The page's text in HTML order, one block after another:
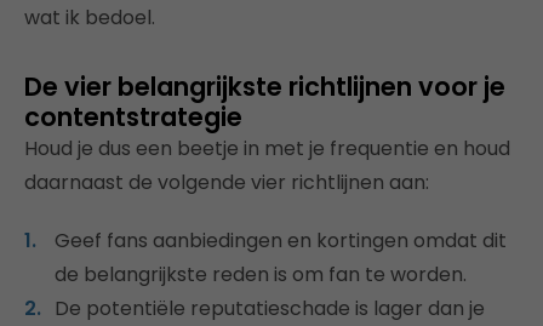
wat ik bedoel.
De vier belangrijkste richtlijnen voor je
contentstrategie
Houd je dus een beetje in met je frequentie en houd
daarnaast de volgende vier richtlijnen aan:
Geef fans aanbiedingen en kortingen omdat dit
de belangrijkste reden is om fan te worden.
De potentiële reputatieschade is lager dan je